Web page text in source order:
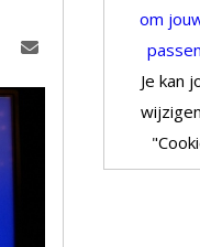
om
Je kan